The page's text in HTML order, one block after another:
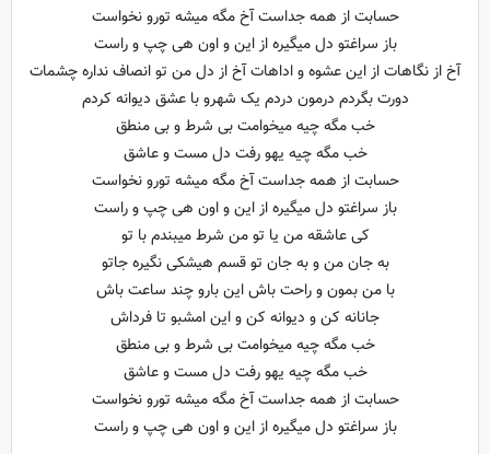
حسابت از همه جداست آخ مگه میشه تورو نخواست
باز سراغتو دل میگیره از این و اون هی چپ و راست
آخ از نگاهات از این عشوه و اداهات آخ از دل من تو انصاف نداره چشمات
دورت بگردم درمون دردم یک شهرو با عشق دیوانه کردم
خب مگه چیه میخوامت بی شرط و بی منطق
خب مگه چیه یهو رفت دل مست و عاشق
حسابت از همه جداست آخ مگه میشه تورو نخواست
باز سراغتو دل میگیره از این و اون هی چپ و راست
کی عاشقه من یا تو من شرط میبندم با تو
به جان من و به جان تو قسم هیشکی نگیره جاتو
با من بمون و راحت باش این بارو چند ساعت باش
جانانه کن و دیوانه کن و این امشبو تا فرداش
خب مگه چیه میخوامت بی شرط و بی منطق
خب مگه چیه یهو رفت دل مست و عاشق
حسابت از همه جداست آخ مگه میشه تورو نخواست
باز سراغتو دل میگیره از این و اون هی چپ و راست